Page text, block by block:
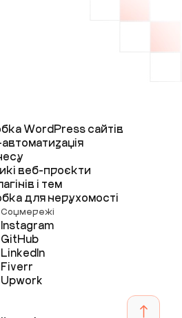
WordPress сайтів
веб-проєкти
і тем
для нерухомості
Соцмережі
Instagram
GitHub
LinkedIn
Fiverr
Upwork